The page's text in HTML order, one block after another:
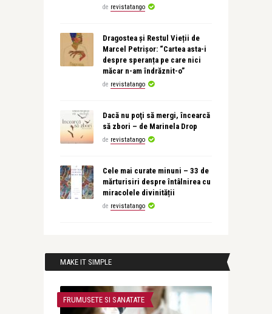
de revistatango
Dragostea și Restul Vieții de
Marcel Petrișor: “Cartea asta-i
despre speranța pe care nici
măcar n-am îndrăznit-o”
de revistatango
Dacă nu poţi să mergi, încearcă
să zbori – de Marinela Drop
de revistatango
Cele mai curate minuni – 33 de
mărturisiri despre întâlnirea cu
miracolele divinității
de revistatango
MAKE IT SIMPLE
FRUMUSETE SI SANATATE